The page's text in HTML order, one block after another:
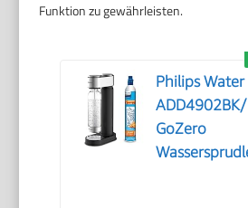
Funktion zu gewährleisten.
Philips Water
GoZero